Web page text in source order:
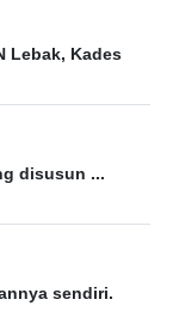
Lebak, Kades
disusun ...
sendiri.